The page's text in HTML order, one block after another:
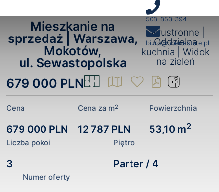
508-853-394
biuro@openestate.pl
Mieszkanie na
sprzedaż | Warszawa,
Mokotów,
ul. Sewastopolska
Dwustronne |
Oddzielna
kuchnia | Widok
na zieleń
679 000 PLN
Cena
679 000 PLN
Cena za m2
12 787 PLN
Powierzchnia
53,10 m2
Liczba pokoi
3
Piętro
Parter / 4
Numer oferty